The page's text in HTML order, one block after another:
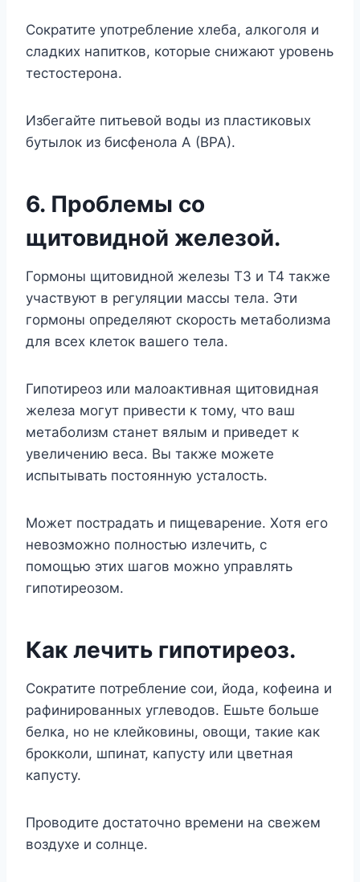
Сократите употребление хлеба, алкоголя и
сладких напитков, которые снижают уровень
тестостерона.
Избегайте питьевой воды из пластиковых
бутылок из бисфенола A (BPA).
6. Проблемы со
щитовидной железой.
Гормоны щитовидной железы T3 и T4 также
участвуют в регуляции массы тела. Эти
гормоны определяют скорость метаболизма
для всех клеток вашего тела.
Гипотиреоз или малоактивная щитовидная
железа могут привести к тому, что ваш
метаболизм станет вялым и приведет к
увеличению веса. Вы также можете
испытывать постоянную усталость.
Может пострадать и пищеварение. Хотя его
невозможно полностью излечить, с
помощью этих шагов можно управлять
гипотиреозом.
Как лечить гипотиреоз.
Сократите потребление сои, йода, кофеина и
рафинированных углеводов. Ешьте больше
белка, но не клейковины, овощи, такие как
брокколи, шпинат, капусту или цветная
капусту.
Проводите достаточно времени на свежем
воздухе и солнце.